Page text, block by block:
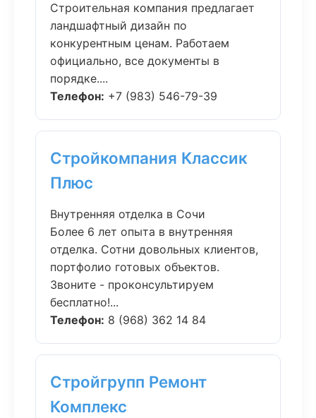
Строительная компания предлагает
ландшафтный дизайн по
конкурентным ценам. Работаем
официально, все документы в
порядке....
Телефон: +7 (983) 546-79-39
Стройкомпания Классик
Плюс
Внутренняя отделка в Сочи
Более 6 лет опыта в внутренняя
отделка. Сотни довольных клиентов,
портфолио готовых объектов.
Звоните - проконсультируем
бесплатно!...
Телефон: 8 (968) 362 14 84
Стройгрупп Ремонт
Комплекс